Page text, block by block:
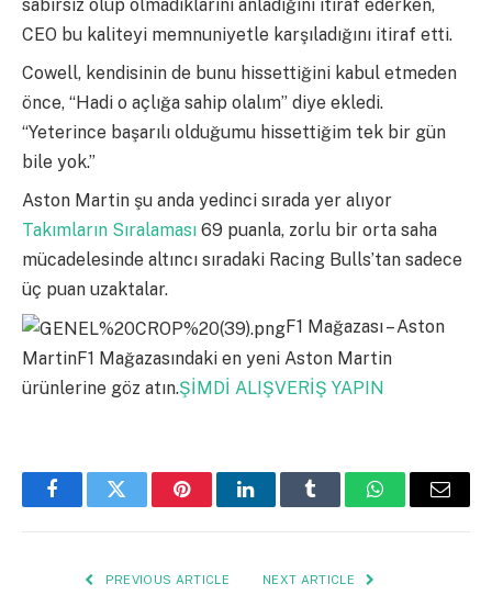
sabırsız olup olmadıklarını anladığını itiraf ederken,
CEO bu kaliteyi memnuniyetle karşıladığını itiraf etti.
Cowell, kendisinin de bunu hissettiğini kabul etmeden
önce, “Hadi o açlığa sahip olalım” diye ekledi.
“Yeterince başarılı olduğumu hissettiğim tek bir gün
bile yok.”
Aston Martin şu anda yedinci sırada yer alıyor
Takımların Sıralaması 69 puanla, zorlu bir orta saha
mücadelesinde altıncı sıradaki Racing Bulls’tan sadece
üç puan uzaktalar.
F1 Mağazası – Aston
MartinF1 Mağazasındaki en yeni Aston Martin
ürünlerine göz atın.ŞİMDİ ALIŞVERİŞ YAPIN
FacebookTwitter PinterestLinkedInTumblr WhatsAppEmail
PREVIOUS ARTICLE NEXT ARTICLE